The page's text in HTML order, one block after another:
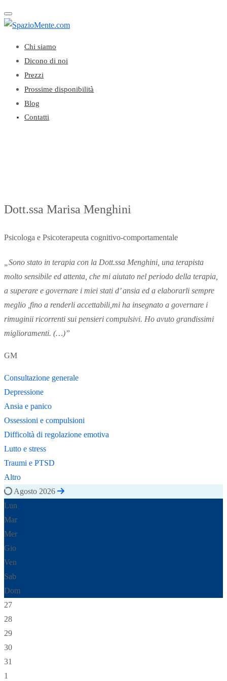
Toggle navigation
Chi siamo
Dicono di noi
Prezzi
Prossime disponibilità
Blog
Contatti
Dott.ssa Marisa Menghini
Psicologa e Psicoterapeuta cognitivo-comportamentale
„Sono stato in terapia con la Dott.ssa Menghini, una terapista
molto sensibile ed attenta, che mi aiutato nel periodo della terapia,
a superare e governare i miei stati d’ ansia ed a elaborarli sempre
meglio ,fino a renderli accettabili,mi ha insegnato a governare i
rimuginii ricorrenti sui pensieri compulsivi. Ho avuto grandissimi
miglioramenti. (…)”
GM
Consultazione generale
Depressione
Ansia e panico
Ossessioni e compulsioni
Difficoltà di regolazione emotiva
Lutto e stress
Traumi e PTSD
Altro
Agosto 2026
Lun
Mar
Mer
Gio
Ven
Sab
Dom
27
28
29
30
31
1